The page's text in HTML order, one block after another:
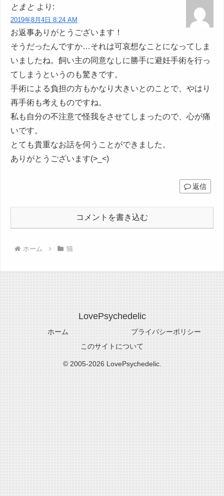
とまと より:
2019年8月4日 8:24 AM
お返事ありがとうございます！
そうだったんですか…それは可哀想なことになってしま
いましたね。飼い主の同意なしに勝手に避妊手術を行っ
てしまうというのも驚きです。
手術による負担の方もかなり大きいとのことで、やはり
再手術も考えものですね。
私も自分の不注意で怪我をさせてしまったので、心が痛
いです。
とても貴重なお話を伺うことができました。
ありがとうございます(>_<)
返信
コメントを書き込む
ホーム 猫
LovePsychedelic
ホーム
プライバシーポリシー
このサイトについて
© 2005-2026 LovePsychedelic.